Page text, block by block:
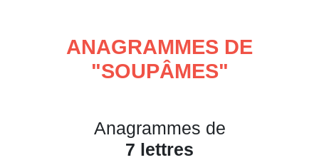
ANAGRAMMES DE
"SOUPÂMES"
Anagrammes de
7 lettres